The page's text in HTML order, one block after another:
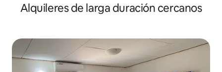
Alquileres de larga duración cercanos